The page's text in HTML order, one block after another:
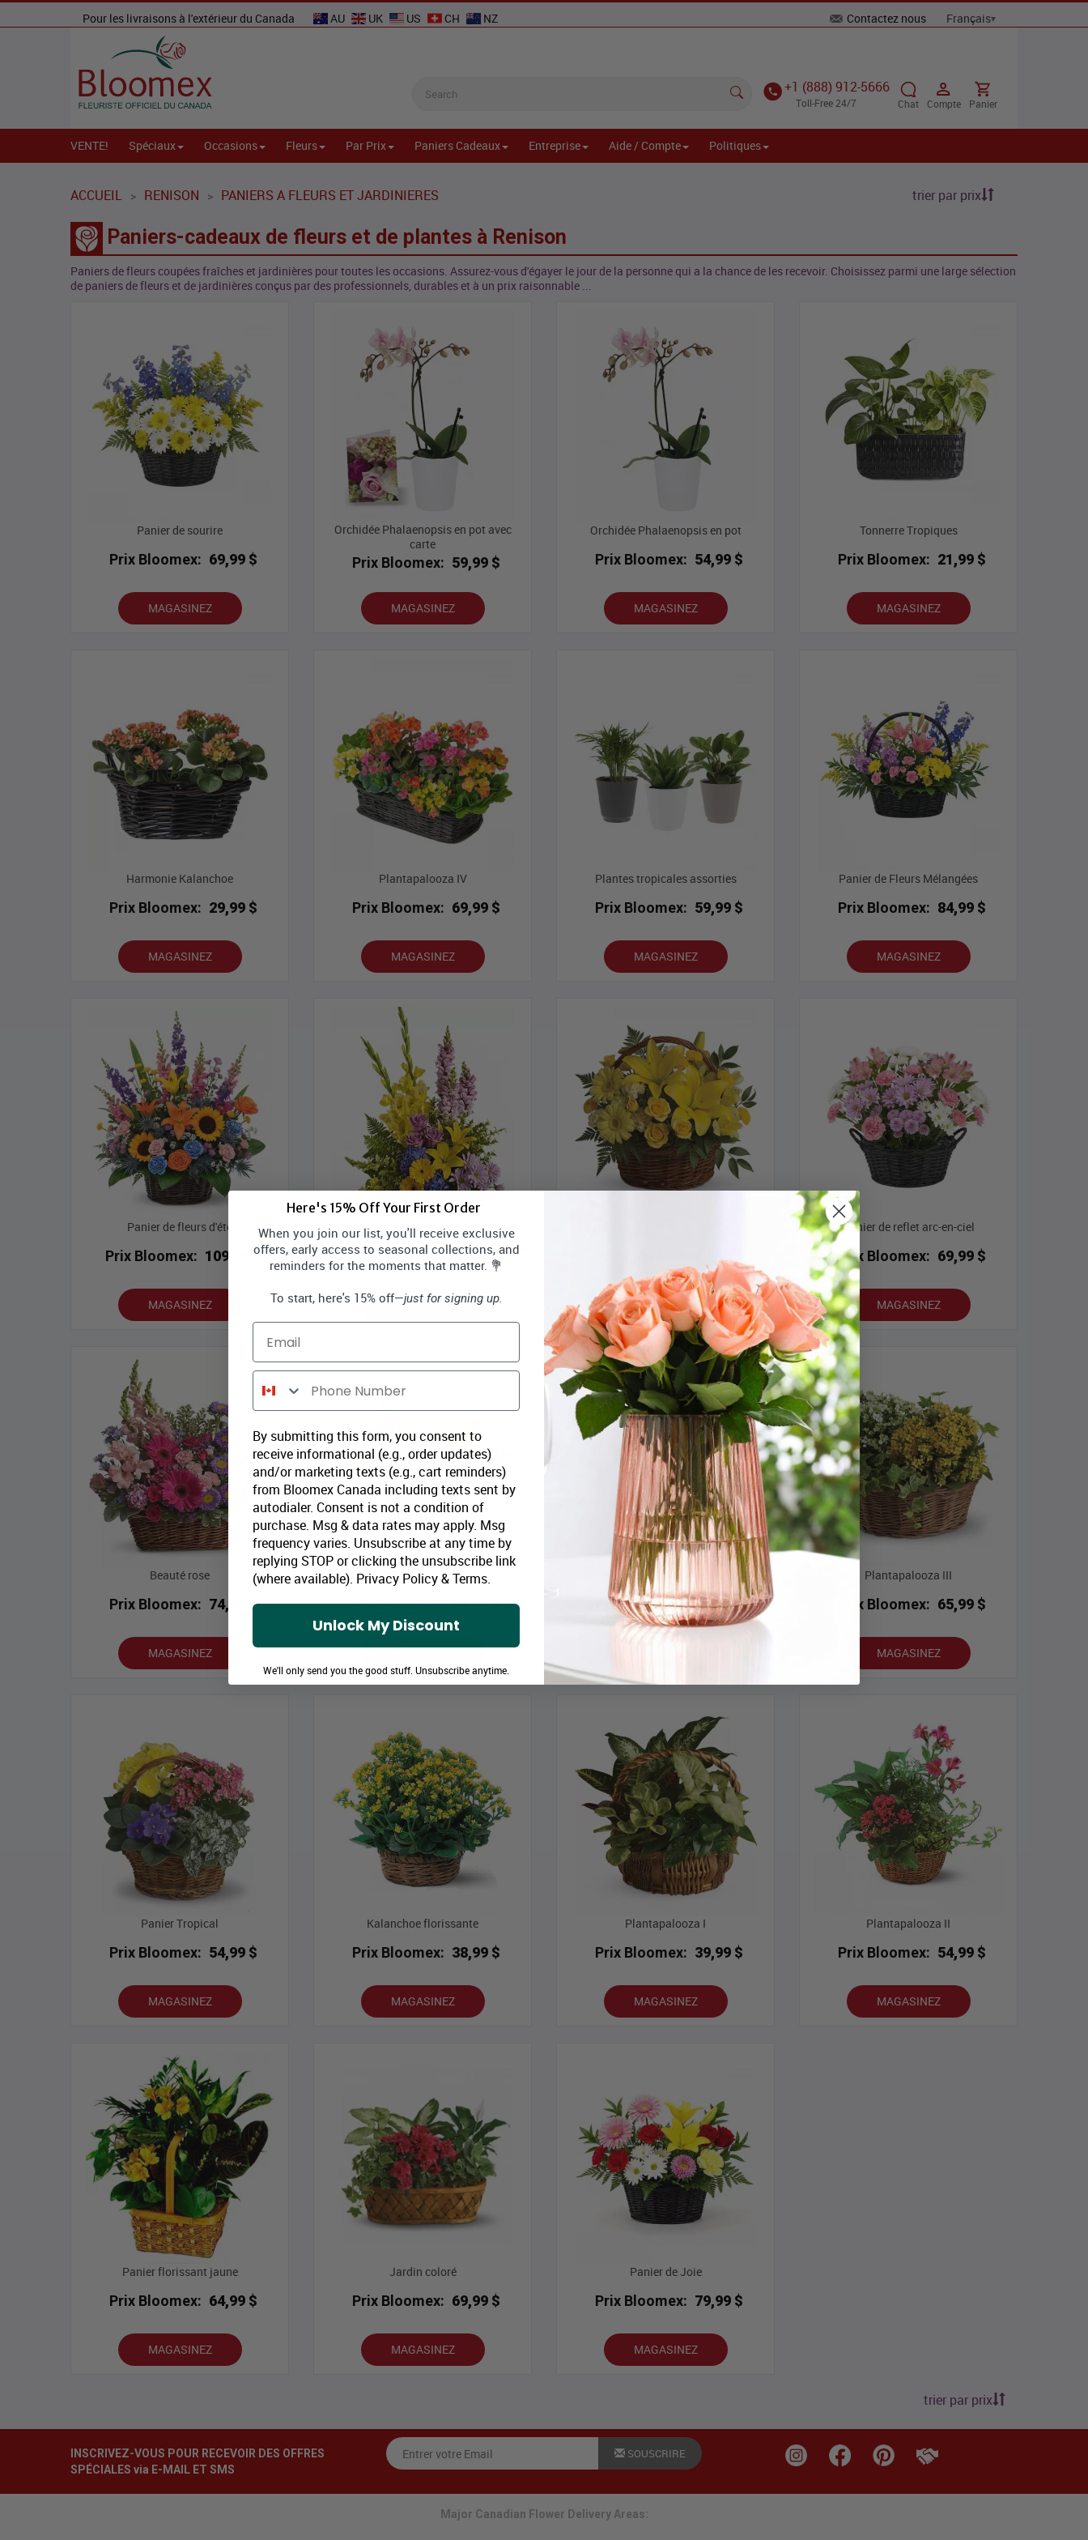
Pour les livraisons à l'extérieur du Canada AU UK US CH NZ Contactez nous
+1 (888) 912-5666
Toll-Free 24/7 Chat Compte Panier
VENTE! Spéciaux Occasions Fleurs Par Prix Paniers Cadeaux Entreprise Aide / Compte Politiques
ACCUEIL > RENISON > PANIERS A FLEURS ET JARDINIERES trier par prix
Paniers-cadeaux de fleurs et de plantes à Renison
Paniers de fleurs coupées fraîches et jardinières pour toutes les occasions. Assurez-vous d'égayer le jour de la personne qui a la chance de les recevoir. Choisissez parmi une large sélection
de paniers de fleurs et de jardinières conçus par des professionnels, durables et à un prix raisonnable ...
Panier de sourire
Prix Bloomex: 69,99 $
MAGASINEZ
Orchidée Phalaenopsis en pot avec
carte
Prix Bloomex: 59,99 $
MAGASINEZ
Orchidée Phalaenopsis en pot
Prix Bloomex: 54,99 $
MAGASINEZ
Tonnerre Tropiques
Prix Bloomex: 21,99 $
MAGASINEZ
Harmonie Kalanchoe
Prix Bloomex: 29,99 $
MAGASINEZ
Plantapalooza IV
Prix Bloomex: 69,99 $
MAGASINEZ
Plantes tropicales assorties
Prix Bloomex: 59,99 $
MAGASINEZ
Panier de Fleurs Mélangées
Prix Bloomex: 84,99 $
MAGASINEZ
Panier de fleurs d'été
Prix Bloomex: 109,99 $
MAGASINEZ
L'amour Tissé
Prix Bloomex: 119,99 $
MAGASINEZ
88,99 $
MAGASINEZ
Panier de reflet arc-en-ciel
Prix Bloomex: 69,99 $
MAGASINEZ
Beauté rose
Prix Bloomex: 74,99 $
MAGASINEZ
Panier vibrant
Prix Bloomex: 84,99 $
Panier- Plantes Floraison Blanches
Prix Bloomex: 43,99 $
Plantapalooza III
Prix Bloomex: 65,99 $
MAGASINEZ
Panier Tropical
Prix Bloomex: 54,99 $
MAGASINEZ
Kalanchoe florissante
Prix Bloomex: 38,99 $
MAGASINEZ
Plantapalooza I
Prix Bloomex: 39,99 $
MAGASINEZ
Plantapalooza II
Prix Bloomex: 54,99 $
MAGASINEZ
Panier florissant jaune
Prix Bloomex: 64,99 $
MAGASINEZ
Jardin coloré
Prix Bloomex: 69,99 $
MAGASINEZ
Panier de Joie
Prix Bloomex: 79,99 $
MAGASINEZ
trier par prix
INSCRIVEZ-VOUS POUR RECEVOIR DES OFFRES
SPÉCIALES via E-MAIL ET SMS
SOUSCRIRE
Major Canadian Flower Delivery Areas:
Here's 15% Off Your First Order
When you join our list, you'll receive exclusive
offers, early access to seasonal collections, and
reminders for the moments that matter. 💐
To start, here's 15% off—just for signing up.
Email
Phone Number
By submitting this form, you consent to
receive informational (e.g., order updates)
and/or marketing texts (e.g., cart reminders)
from Bloomex Canada including texts sent by
autodialer. Consent is not a condition of
purchase. Msg & data rates may apply. Msg
frequency varies. Unsubscribe at any time by
replying STOP or clicking the unsubscribe link
(where available). Privacy Policy&Terms.
Unlock My Discount
We'll only send you the good stuff. Unsubscribe anytime.